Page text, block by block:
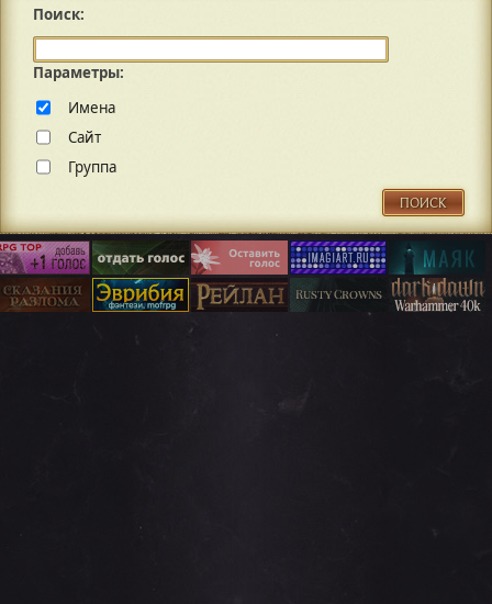
Поиск:
Параметры:
Имена
Сайт
Группа